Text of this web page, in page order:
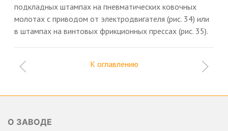
подкладных штампах на пневматических ковочных
молотах с приводом от электродвигателя (рис. 34) или
в штампах на винтовых фрикционных прессах (рис. 35).
К оглавлению
О ЗАВОДЕ